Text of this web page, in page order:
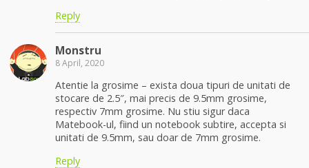
Reply
Monstru
8 April, 2020
Atentie la grosime – exista doua tipuri de unitati de
stocare de 2.5″, mai precis de 9.5mm grosime,
respectiv 7mm grosime. Nu stiu sigur daca
Matebook-ul, fiind un notebook subtire, accepta si
unitati de 9.5mm, sau doar de 7mm grosime.
Reply